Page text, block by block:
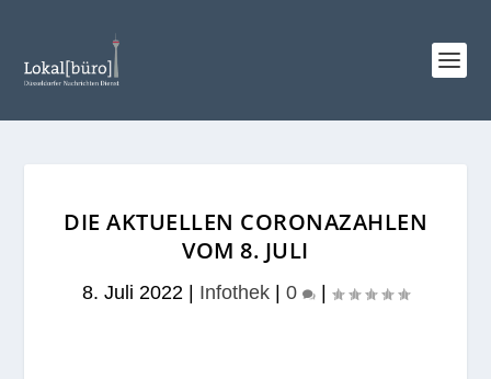
DIE AKTUELLEN CORONAZAHLEN
VOM 8. JULI
8. Juli 2022 Infothek 0